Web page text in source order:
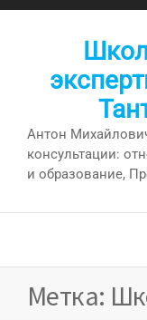
Перейти
Антон
консультации:
и образование,
Метка: